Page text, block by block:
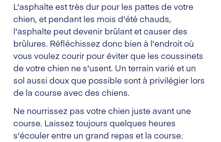
L'asphalte est très dur pour les pattes de votre
chien, et pendant les mois d'été chauds,
l'asphalte peut devenir brûlant et causer des
brûlures. Réfléchissez donc bien à l'endroit où
vous voulez courir pour éviter que les coussinets
de votre chien ne s'usent. Un terrain varié et un
sol aussi doux que possible sont à privilégier lors
de la course avec des chiens.
Ne nourrissez pas votre chien juste avant une
course. Laissez toujours quelques heures
s'écouler entre un grand repas et la course.